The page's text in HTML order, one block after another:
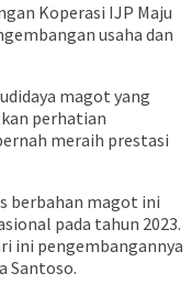
Koperasi IJP Maju
usaha dan
magot yang
perhatian
meraih prestasi
berbahan magot ini
pada tahun 2023.
ini pengembangannya
Santoso.